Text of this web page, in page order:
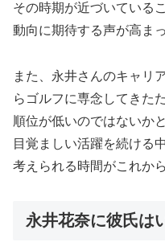
その時期が近づいている
動向に期待する声が高ま
また、永井さんのキャリ
らゴルフに専念してきた
順位が低いのではないか
目覚ましい活躍を続ける
考えられる時間がこれか
永井花奈に彼氏は